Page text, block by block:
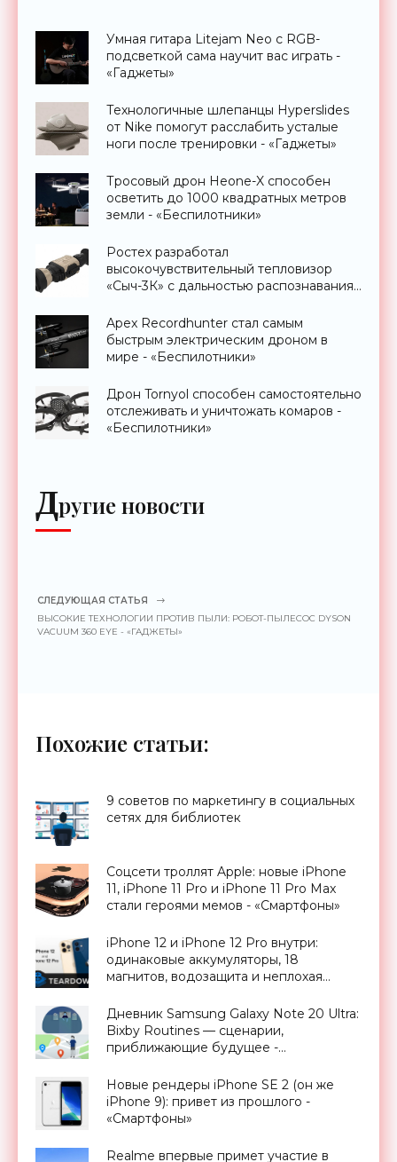
Умная гитара Litejam Neo с RGB-
подсветкой сама научит вас играть -
«Гаджеты»
Технологичные шлепанцы Hyperslides
от Nike помогут расслабить усталые
ноги после тренировки - «Гаджеты»
Тросовый дрон Heone-X способен
осветить до 1000 квадратных метров
земли - «Беспилотники»
Ростех разработал
высокочувствительный тепловизор
«Сыч-3К» с дальностью распознавания
Apex Recordhunter стал самым
быстрым электрическим дроном в
мире - «Беспилотники»
Дрон Tornyol способен самостоятельно
отслеживать и уничтожать комаров -
«Беспилотники»
Другие новости
СЛЕДУЮЩАЯ СТАТЬЯ
ВЫСОКИЕ ТЕХНОЛОГИИ ПРОТИВ ПЫЛИ: РОБОТ-ПЫЛЕСОС DYSON
VACUUM 360 EYE - «ГАДЖЕТЫ»
Похожие статьи:
9 советов по маркетингу в социальных
сетях для библиотек
Соцсети троллят Apple: новые iPhone
11, iPhone 11 Pro и iPhone 11 Pro Max
стали героями мемов - «Смартфоны»
iPhone 12 и iPhone 12 Pro внутри:
одинаковые аккумуляторы, 18
магнитов, водозащита и неплохая
Дневник Samsung Galaxy Note 20 Ultra:
Bixby Routines — сценарии,
приближающие будущее -
Новые рендеры iPhone SE 2 (он же
iPhone 9): привет из прошлого -
«Смартфоны»
Realme впервые примет участие в